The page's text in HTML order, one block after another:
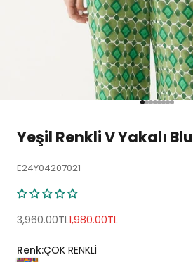
1 ögesine git
2 ögesine
3 ögesine
45678
Yeşil Renkli V Yakalı
E24Y04207021
Normal fiyat
3,960.00TLİndirimli fiyat
1,980.00TL
Renk:ÇOK RENKLİ